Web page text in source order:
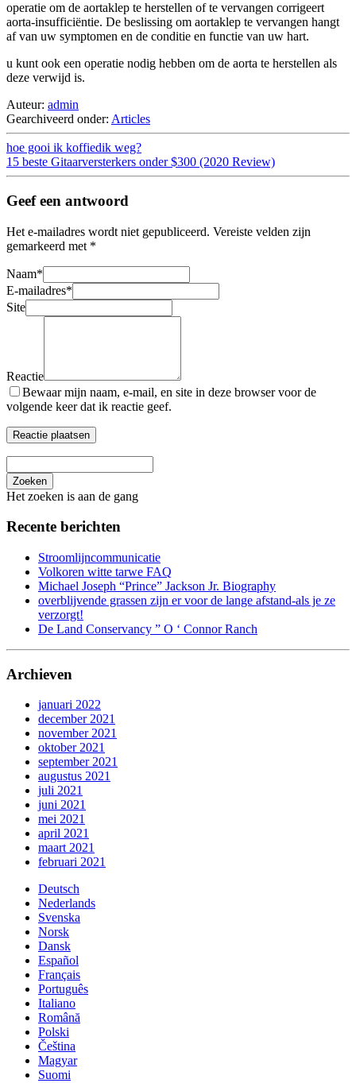
operatie om de aortaklep te herstellen of te vervangen corrigeert
aorta-insufficiëntie. De beslissing om aortaklep te vervangen hangt
af van uw symptomen en de conditie en functie van uw hart.
u kunt ook een operatie nodig hebben om de aorta te herstellen als
deze verwijd is.
Auteur: admin
Gearchiveerd onder: Articles
hoe gooi ik koffiedik weg?
15 beste Gitaarversterkers onder $300 (2020 Review)
Geef een antwoord
Het e-mailadres wordt niet gepubliceerd. Vereiste velden zijn
gemarkeerd met *
Naam*
E-mailadres*
Site
Reactie
Bewaar mijn naam, e-mail, en site in deze browser voor de
volgende keer dat ik reactie geef.
Zoeken
Het zoeken is aan de gang
Recente berichten
Stroomlijncommunicatie
Volkoren witte tarwe FAQ
Michael Joseph “Prince” Jackson Jr. Biography
overblijvende grassen zijn er voor de lange afstand-als je ze
verzorgt!
De Land Conservancy ” O ‘ Connor Ranch
Archieven
januari 2022
december 2021
november 2021
oktober 2021
september 2021
augustus 2021
juli 2021
juni 2021
mei 2021
april 2021
maart 2021
februari 2021
Deutsch
Nederlands
Svenska
Norsk
Dansk
Español
Français
Português
Italiano
Română
Polski
Čeština
Magyar
Suomi